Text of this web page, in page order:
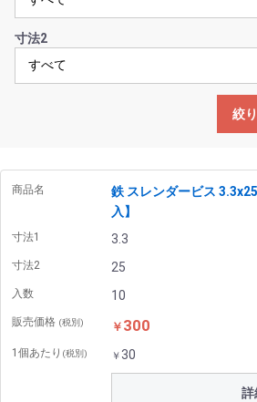
寸法2
絞
商品名
鉄 スレンダービス
入】
寸法1 3.3
寸法2 25
入数 10
販売価格 (税別) ￥ 300
1個あたり (税別) ￥ 30
詳